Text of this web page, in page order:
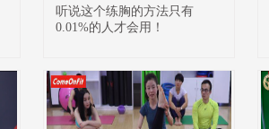
听说这个练胸的方法只有
0.01%的人才会用！